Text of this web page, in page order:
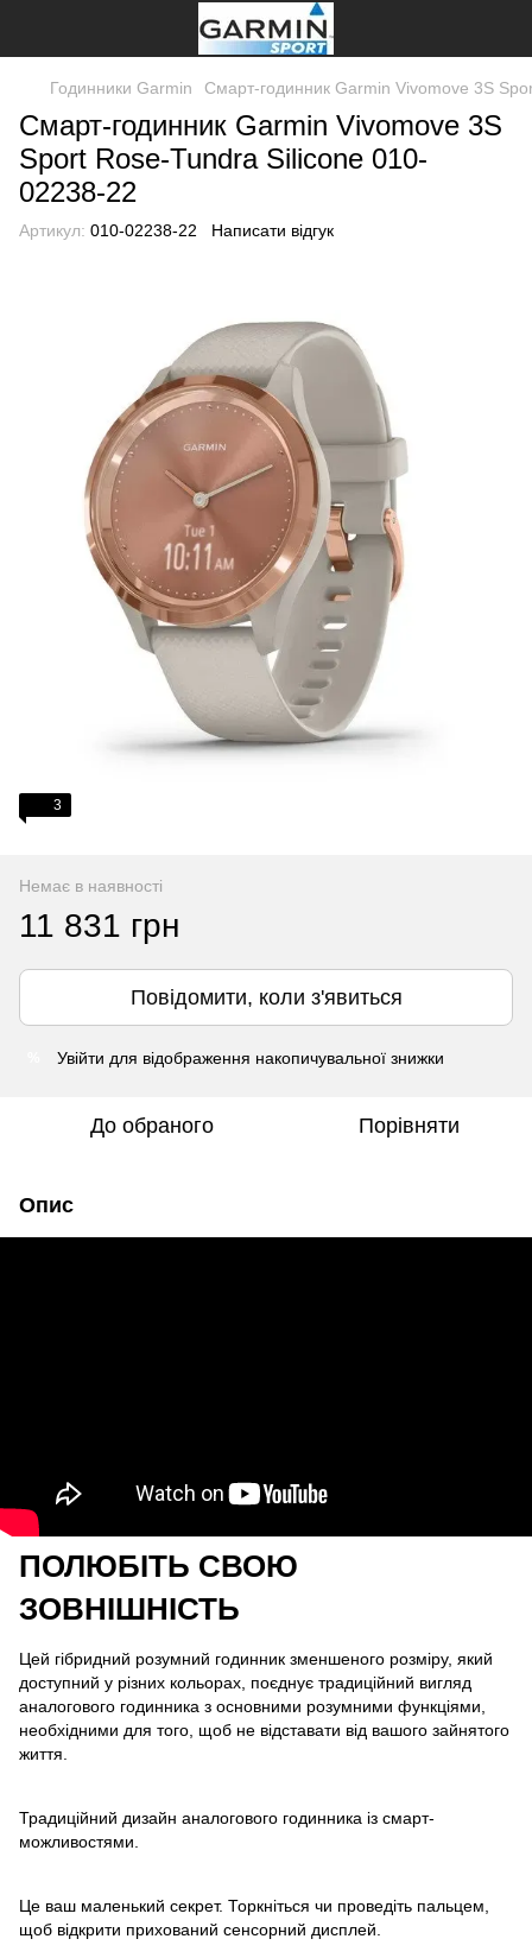
Годинники Garmin Смарт-годинник Garmin Vivomove 3S
Смарт-годинник Garmin Vivomove 3S
Sport Rose-Tundra Silicone 010-
02238-22
Артикул: 010-02238-22 Написати відгук
3
Немає в наявності
11 831 грн
Повідомити, коли з'явиться
Увійти для відображення накопичувальної знижки
До обраного Порівняти
Опис
ПОЛЮБІТЬ СВОЮ
ЗОВНІШНІСТЬ
Цей гібридний розумний годинник зменшеного розміру, який
доступний у різних кольорах, поєднує традиційний вигляд
аналогового годинника з основними розумними функціями,
необхідними для того, щоб не відставати від вашого зайнятого
життя.
Традиційний дизайн аналогового годинника із смарт-
можливостями.
Це ваш маленький секрет. Торкніться чи проведіть пальцем,
щоб відкрити прихований сенсорний дисплей.